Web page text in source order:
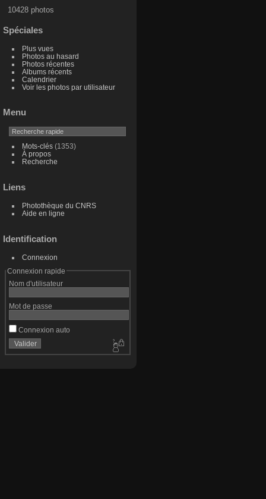
10428 photos
Spéciales
Plus vues
Photos au hasard
Photos récentes
Albums récents
Calendrier
Voir les photos par utilisateur
Menu
Mots-clés(1353)
À propos
Recherche
Liens
Photothèque du CNRS
Aide en ligne
Identification
Connexion
Connexion rapide
Nom d'utilisateur
Mot de passe
Connexion auto